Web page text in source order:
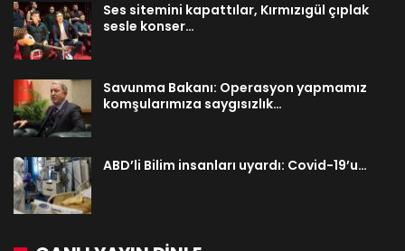
Ses sitemini kapattılar, Kırmızıgül çıplak
sesle konser…
Savunma Bakanı: Operasyon yapmamız
komşularımıza saygısızlık…
ABD’li Bilim insanları uyardı: Covid-19’u…